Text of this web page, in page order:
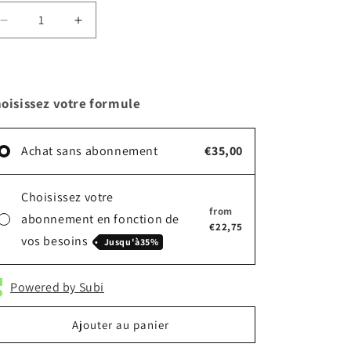
Réduire
la
3
Augmenter
la
3
votre formule
Achat sans abonnement €35,00
Choisissez votre
abonnement en fonction de
vos besoins
Jusqu'à35%
from
€22,75
Powered by Subi
Ajouter au panier